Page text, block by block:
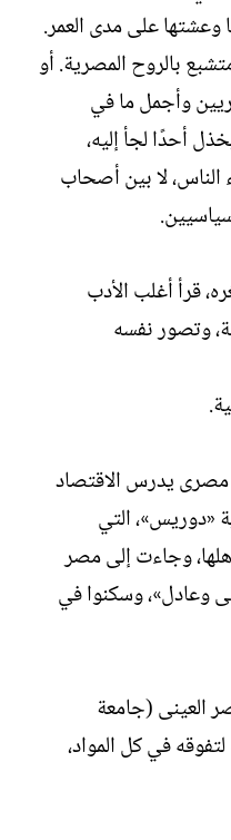
وعشتها على مدى العمر.
بالروح المصرية. أو
وأجمل ما في
أحدًا لجأ إليه،
لا بين أصحاب
قرأ أغلب الأدب
وتصور نفسه
مصرى يدرس الاقتصاد
«دوريس»، التي
وجاءت إلى مصر
وعادل»، وسكنوا في
العينى (جامعة
لتفوقه في كل المواد،